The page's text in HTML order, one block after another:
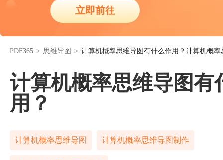
立即前往
PDF365 > 思维导图 > 计算机概率思维导图有什么作用？计算机概
计算机概率思维导图
用？
计算机概率思维导图 计算机概率思维导图制作